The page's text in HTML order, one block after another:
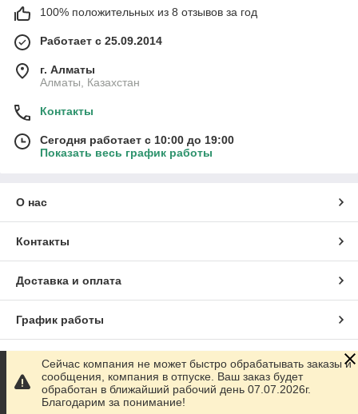
100% положительных из 8 отзывов за год
Работает с 25.09.2014
г. Алматы
Алматы, Казахстан
Контакты
Сегодня работает с 10:00 до 19:00
Показать весь график работы
О нас
Контакты
Доставка и оплата
График работы
Полная версия сайта
Сайт создан на маркетплейсе Satu.kz
Сейчас компания не может быстро обрабатывать заказы и
сообщения, компания в отпуске. Ваш заказ будет
обработан в ближайший рабочий день 07.07.2026г.
Благодарим за понимание!